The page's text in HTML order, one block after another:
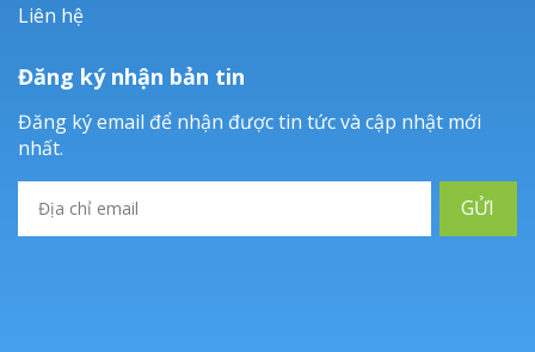
Liên hệ
Đăng ký nhận bản tin
Đăng ký email để nhận được tin tức và cập nhật mới
nhất.
GỬI